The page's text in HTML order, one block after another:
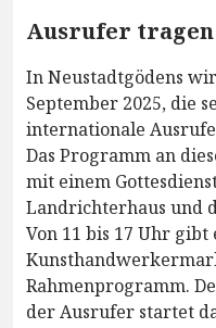
Ausrufer
In Neustadtgödens
September 2025, die
internationale
Das Programm an
mit einem
Landrichterhaus und
Von 11 bis 17 Uhr gibt
Rahmenprogramm.
der Ausrufer startet